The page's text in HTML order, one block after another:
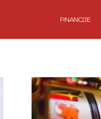
FINANCIJE